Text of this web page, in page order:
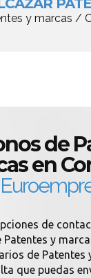
y marcas /
de
en
de
y
de Patentes
que puedas